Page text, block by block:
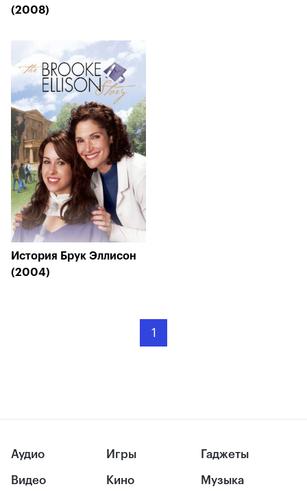
(2008)
История Брук Эллисон
(2004)
1
Аудио
Видео
Игры
Кино
Гаджеты
Музыка